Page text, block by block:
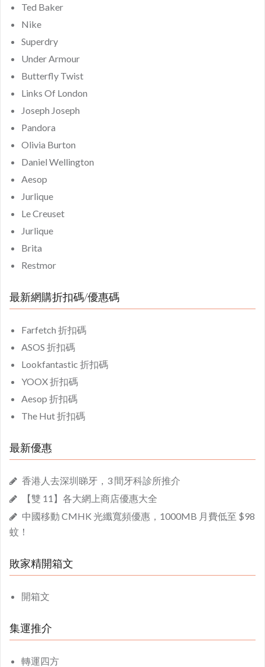
Ted Baker
Nike
Superdry
Under Armour
Butterfly Twist
Links Of London
Joseph Joseph
Pandora
Olivia Burton
Daniel Wellington
Aesop
Jurlique
Le Creuset
Jurlique
Brita
Restmor
最新網購折扣碼/優惠碼
Farfetch 折扣碼
ASOS 折扣碼
Lookfantastic 折扣碼
YOOX 折扣碼
Aesop 折扣碼
The Hut 折扣碼
最新優惠
香港人去深圳睇牙，3 間牙科診所推介
【雙 11】各大網上商店優惠大全
中國移動 CMHK 光纖寬頻優惠，1000MB 月費低至 $98
蚊！
敗家精開箱文
開箱文
集運推介
轉運四方